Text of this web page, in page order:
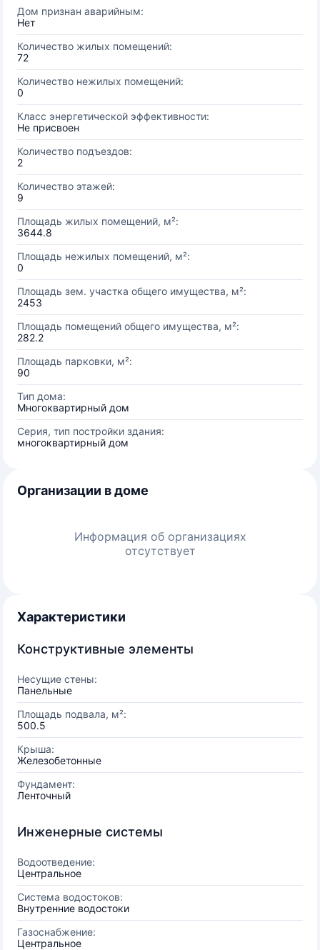
Дом признан аварийным:
Нет
Количество жилых помещений:
72
Количество нежилых помещений:
0
Класс энергетической эффективности:
Не присвоен
Количество подъездов:
2
Количество этажей:
9
Площадь жилых помещений, м²:
3644.8
Площадь нежилых помещений, м²:
0
Площадь зем. участка общего имущества, м²:
2453
Площадь помещений общего имущества, м²:
282.2
Площадь парковки, м²:
90
Тип дома:
Многоквартирный дом
Серия, тип постройки здания:
многоквартирный дом
Организации в доме
Информация об организациях
отсутствует
Характеристики
Конструктивные элементы
Несущие стены:
Панельные
Площадь подвала, м²:
500.5
Крыша:
Железобетонные
Фундамент:
Ленточный
Инженерные системы
Водоотведение:
Центральное
Система водостоков:
Внутренние водостоки
Газоснабжение:
Центральное